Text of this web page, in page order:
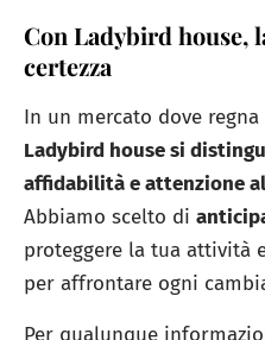
Con Ladybird house,
certezza
In un mercato dove
Ladybird house si
affidabilità e attenzione
Abbiamo scelto di
proteggere la tua attività
per affrontare ogni
Per qualunque